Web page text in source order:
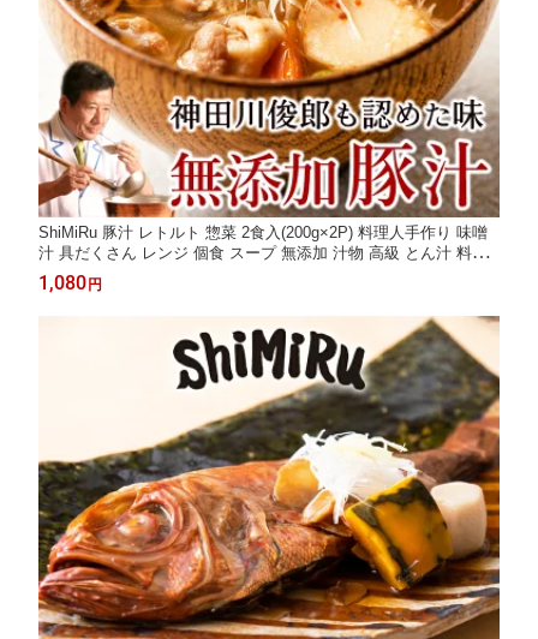
ShiMiRu 豚汁 レトルト 惣菜 2食入(200g×2P) 料理人手作り 味噌
汁 具だくさん レンジ 個食 スープ 無添加 汁物 高級 とん汁 料理
手土産 レンチン 個食 宅配 豪華 ごちそう 和食 年配 食べ物 常温
保存
1,080 円